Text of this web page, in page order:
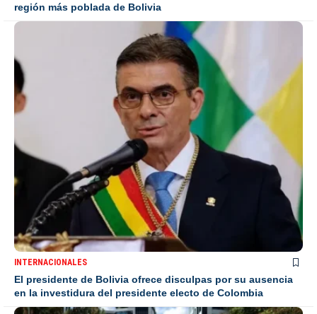
región más poblada de Bolivia
INTERNACIONALES
El presidente de Bolivia ofrece disculpas por su ausencia
en la investidura del presidente electo de Colombia